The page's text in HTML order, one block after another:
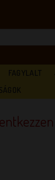
FAGYLALT